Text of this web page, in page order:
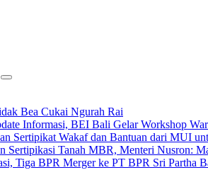
Bea Cukai Ngurah Rai
Informasi, BEI Bali Gelar Workshop
Sertipikat Wakaf dan Bantuan dari MUI
Sertipikasi Tanah MBR, Menteri Nusron:
Tiga BPR Merger ke PT BPR Sri Partha